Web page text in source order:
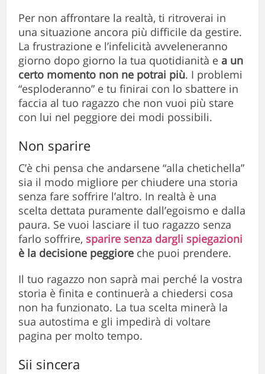
Per non affrontare la realtà, ti ritroverai in
una situazione ancora più difficile da gestire.
La frustrazione e l’infelicità avveleneranno
giorno dopo giorno la tua quotidianità e a un
certo momento non ne potrai più. I problemi
“esploderanno” e tu finirai con lo sbattere in
faccia al tuo ragazzo che non vuoi più stare
con lui nel peggiore dei modi possibili.
Non sparire
C’è chi pensa che andarsene “alla chetichella”
sia il modo migliore per chiudere una storia
senza fare soffrire l’altro. In realtà è una
scelta dettata puramente dall’egoismo e dalla
paura. Se vuoi lasciare il tuo ragazzo senza
farlo soffrire, sparire senza dargli spiegazioni
è la decisione peggiore che puoi prendere.
Il tuo ragazzo non saprà mai perché la vostra
storia è finita e continuerà a chiedersi cosa
non ha funzionato. La tua scelta minerà la
sua autostima e gli impedirà di voltare
pagina per molto tempo.
Sii sincera